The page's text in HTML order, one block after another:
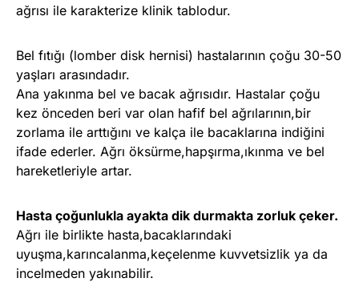
ağrısı ile karakterize klinik tablodur.
Bel fıtığı (lomber disk hernisi) hastalarının çoğu 30-50
yaşları arasındadır.
Ana yakınma bel ve bacak ağrısıdır. Hastalar çoğu
kez önceden beri var olan hafif bel ağrılarının,bir
zorlama ile arttığını ve kalça ile bacaklarına indiğini
ifade ederler. Ağrı öksürme,hapşırma,ıkınma ve bel
hareketleriyle artar.
Hasta çoğunlukla ayakta dik durmakta zorluk çeker.
Ağrı ile birlikte hasta,bacaklarındaki
uyuşma,karıncalanma,keçelenme kuvvetsizlik ya da
incelmeden yakınabilir.